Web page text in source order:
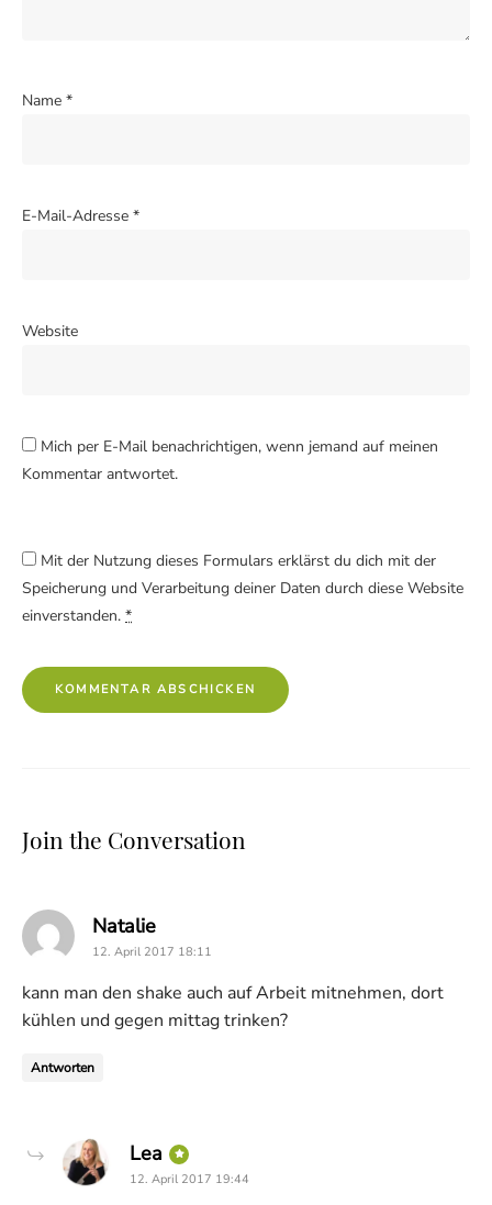
Name *
E-Mail-Adresse *
Website
Mich per E-Mail benachrichtigen, wenn jemand auf meinen
Kommentar antwortet.
Mit der Nutzung dieses Formulars erklärst du dich mit der
Speicherung und Verarbeitung deiner Daten durch diese Website
einverstanden. *
Join the Conversation
Nataliesays:
12. April 2017 18:11
kann man den shake auch auf Arbeit mitnehmen, dort
kühlen und gegen mittag trinken?
Antworten
Lea says:
12. April 2017 19:44